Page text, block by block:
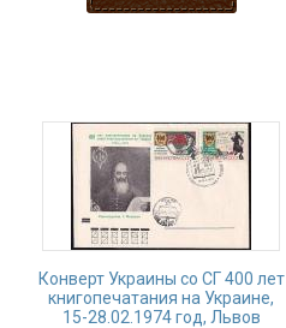
Конверт Украины со СГ 400 лет
книгопечатания на Украине,
15-28.02.1974 год, Львов